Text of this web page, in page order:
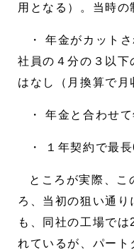
用となる）。当時の
・ 年金がカット
社員の４分の３以下
はなし（月換算で月
・ 年金と合わせ
・ １年契約で最
ところが実際、こ
ろ、当初の狙い通
も、同社の工場で
れているが、パート